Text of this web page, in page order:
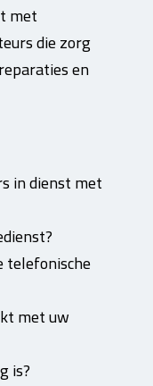
met
die zorg
en
in dienst met
telefonische
met uw
is?